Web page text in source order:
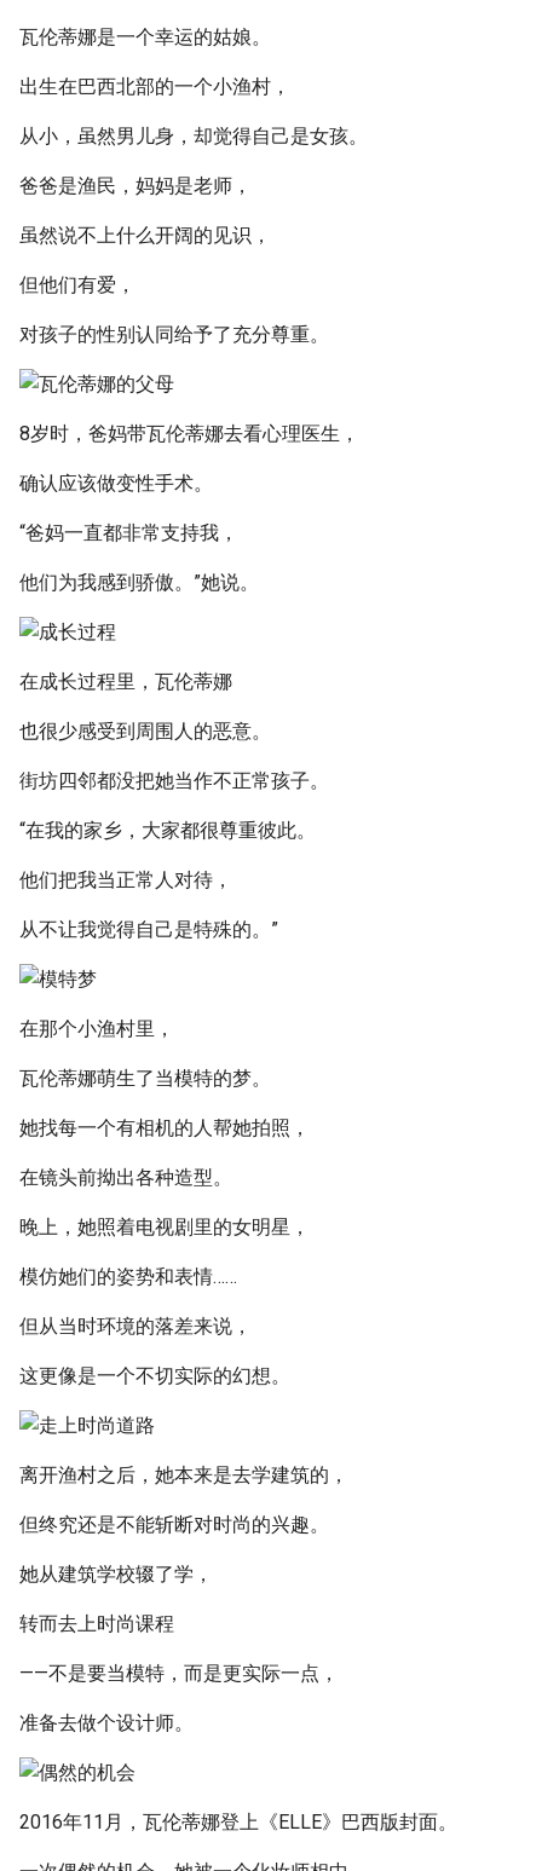
瓦伦蒂娜是一个幸运的姑娘。
出生在巴西北部的一个小渔村，
从小，虽然男儿身，却觉得自己是女孩。
爸爸是渔民，妈妈是老师，
虽然说不上什么开阔的见识，
但他们有爱，
对孩子的性别认同给予了充分尊重。
8岁时，爸妈带瓦伦蒂娜去看心理医生，
确认应该做变性手术。
“爸妈一直都非常支持我，
他们为我感到骄傲。”她说。
在成长过程里，瓦伦蒂娜
也很少感受到周围人的恶意。
街坊四邻都没把她当作不正常孩子。
“在我的家乡，大家都很尊重彼此。
他们把我当正常人对待，
从不让我觉得自己是特殊的。”
在那个小渔村里，
瓦伦蒂娜萌生了当模特的梦。
她找每一个有相机的人帮她拍照，
在镜头前拗出各种造型。
晚上，她照着电视剧里的女明星，
模仿她们的姿势和表情……
但从当时环境的落差来说，
这更像是一个不切实际的幻想。
离开渔村之后，她本来是去学建筑的，
但终究还是不能斩断对时尚的兴趣。
她从建筑学校辍了学，
转而去上时尚课程
——不是要当模特，而是更实际一点，
准备去做个设计师。
2016年11月，瓦伦蒂娜登上《ELLE》巴西版封面。